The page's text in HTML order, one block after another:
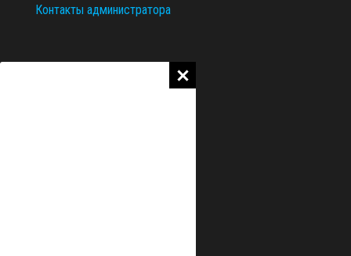
Контакты администратора